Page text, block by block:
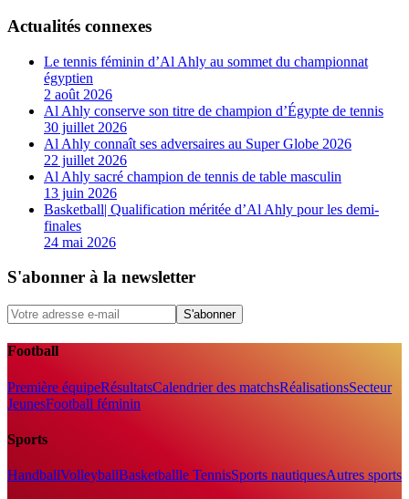
Actualités connexes
Le tennis féminin d’Al Ahly au sommet du championnat
égyptien
2 août 2026
Al Ahly conserve son titre de champion d’Égypte de tennis
30 juillet 2026
Al Ahly connaît ses adversaires au Super Globe 2026
22 juillet 2026
Al Ahly sacré champion de tennis de table masculin
13 juin 2026
Basketball| Qualification méritée d’Al Ahly pour les demi-
finales
24 mai 2026
S'abonner à la newsletter
S'abonner
Football
Première équipeRésultatsCalendrier des matchsRéalisationsSecteur
JeunesFootball féminin
Sports
HandballVolleyballBasketballle TennisSports nautiquesAutres sports